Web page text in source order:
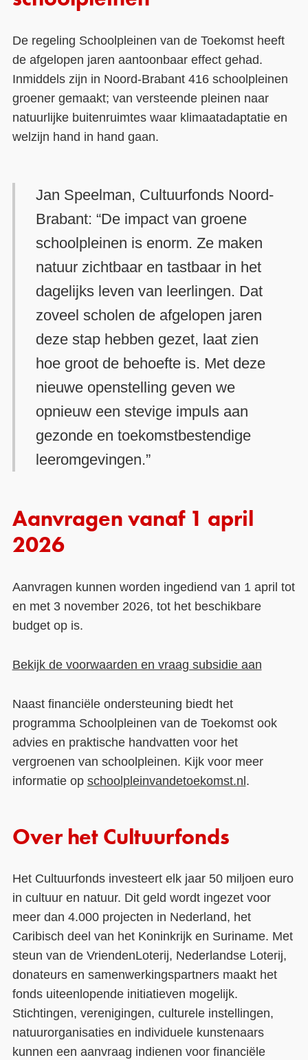
De regeling Schoolpleinen van de Toekomst heeft
de afgelopen jaren aantoonbaar effect gehad.
Inmiddels zijn in Noord-Brabant 416 schoolpleinen
groener gemaakt; van versteende pleinen naar
natuurlijke buitenruimtes waar klimaatadaptatie en
welzijn hand in hand gaan.
Jan Speelman, Cultuurfonds Noord-
Brabant: “De impact van groene
schoolpleinen is enorm. Ze maken
natuur zichtbaar en tastbaar in het
dagelijks leven van leerlingen. Dat
zoveel scholen de afgelopen jaren
deze stap hebben gezet, laat zien
hoe groot de behoefte is. Met deze
nieuwe openstelling geven we
opnieuw een stevige impuls aan
gezonde en toekomstbestendige
leeromgevingen.”
Aanvragen vanaf 1 april
2026
Aanvragen kunnen worden ingediend van 1 april tot
en met 3 november 2026, tot het beschikbare
budget op is.
Bekijk de voorwaarden en vraag subsidie aan
Naast financiële ondersteuning biedt het
programma Schoolpleinen van de Toekomst ook
advies en praktische handvatten voor het
vergroenen van schoolpleinen. Kijk voor meer
informatie op schoolpleinvandetoekomst.nl.
Over het Cultuurfonds
Het Cultuurfonds investeert elk jaar 50 miljoen euro
in cultuur en natuur. Dit geld wordt ingezet voor
meer dan 4.000 projecten in Nederland, het
Caribisch deel van het Koninkrijk en Suriname. Met
steun van de VriendenLoterij, Nederlandse Loterij,
donateurs en samenwerkingspartners maakt het
fonds uiteenlopende initiatieven mogelijk.
Stichtingen, verenigingen, culturele instellingen,
natuurorganisaties en individuele kunstenaars
kunnen een aanvraag indienen voor financiële